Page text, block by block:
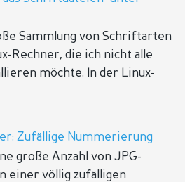
Sammlung von Schriftarten
Rechner, die ich nicht alle
möchte. In der Linux-
Zufällige Nummerierung
große Anzahl von JPG-
einer völlig zufälligen